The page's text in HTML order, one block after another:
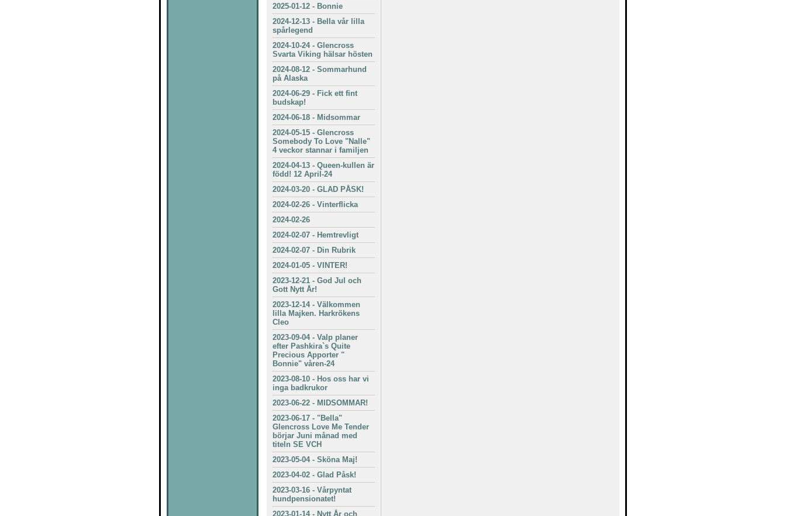
2025-01-12 - Bonnie
2024-12-13 - Bella vår lilla
spårlegend
2024-10-24- Glencross
Svarta Viking hälsar hösten
2024-08-12 - Sommarhund
på Alaska
2024-06-29 - Fick ett fint
budskap!
2024-06-18 - Midsommar
2024-05-15 - Glencross
Somebody To Love "Nalle"
4 veckor stannar i familjen
2024-04-13 - Queen-kullen är
född! 12 April-24
2024-03-20 - GLAD PÅSK!
2024-02-26 - Vinterflicka
2024-02-26
2024-02-07 - Hemtrevligt
2024-02-07 - Din Rubrik
2024-01-05 - VINTER!
2023-12-21 - God Jul och
Gott Nytt År!
2023-12-14- Välkommen
lilla Majken. Harkrökens
Cleo
2023-09-04- Valp planer
efter Pashkira`s Quite
Precious Apporter "
Bonnie" våren-24
2023-08-10 - Hos oss har vi
inga badkrukor
2023-06-22 - MIDSOMMAR!
2023-06-17 - "Bella"
Glencross Love Me Tender
börjar Juni månad med
titeln SE VCH
2023-05-04- Sköna Maj!
2023-04-02 - Glad Påsk!
2023-03-16 - Vårpyntat
hundpensionatet!
2023-01-14- Nytt År och